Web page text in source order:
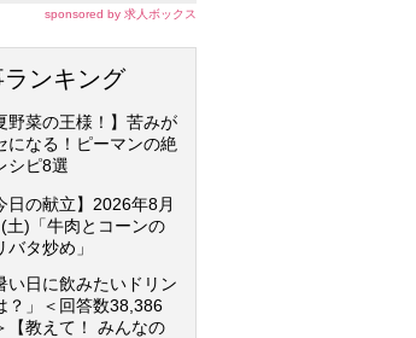
sponsored by 求人ボックス
ランキング
野菜の王様！】苦みが
になる！ピーマンの絶
シピ8選
日の献立】2026年8月
土)「牛肉とコーンの
バタ炒め」
い日に飲みたいドリン
？」＜回答数38,386
【教えて！ みんなの